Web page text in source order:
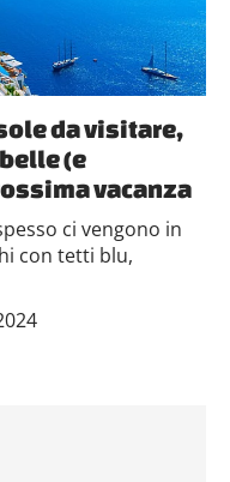
da visitare,
(e
vacanza
ci vengono in
con tetti blu,